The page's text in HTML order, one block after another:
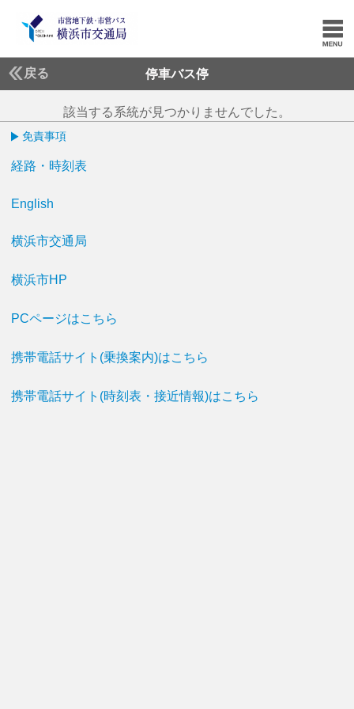
戻る 停車バス停
該当する系統が見つかりませんでした。
免責事項
経路・時刻表
English
横浜市交通局
横浜市HP
PCページはこちら
携帯電話サイト(乗換案内)はこちら
携帯電話サイト(時刻表・接近情報)はこちら